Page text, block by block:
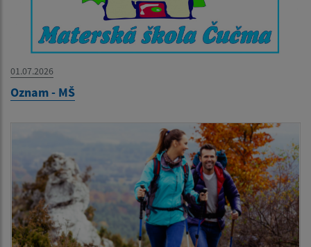
01.07.2026
Oznam - MŠ